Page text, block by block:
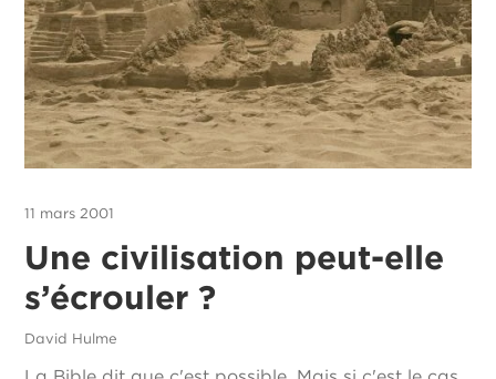
11 mars 2001
Une civilisation peut-elle
s’écrouler ?
David Hulme